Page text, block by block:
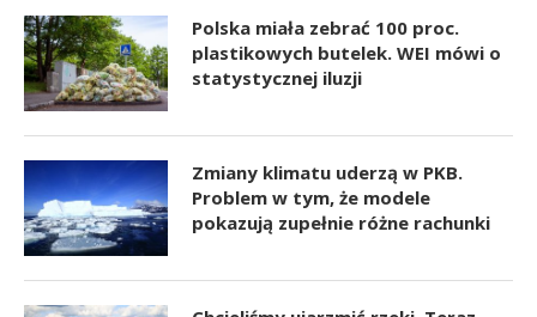
Polska miała zebrać 100 proc.
plastikowych butelek. WEI mówi o
statystycznej iluzji
Zmiany klimatu uderzą w PKB.
Problem w tym, że modele
pokazują zupełnie różne rachunki